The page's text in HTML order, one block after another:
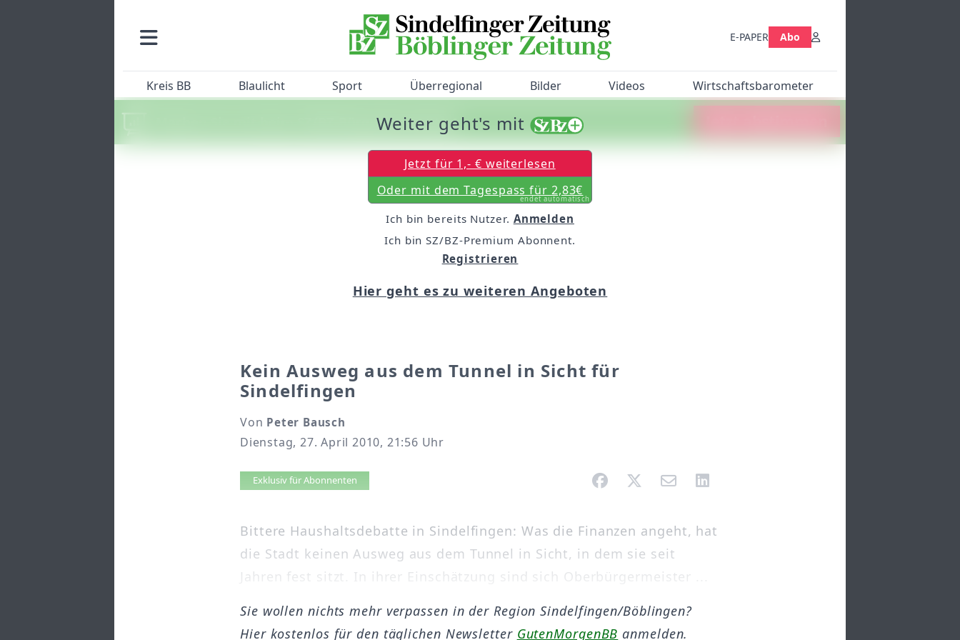
E-PAPER Abo
Kreis BB Blaulicht Sport Überregional Bilder Videos Wirtschaftsbarometer
Machen Sie mit beim SZ/BZ-Bürgerbarometer!
Kein Ausweg aus dem Tunnel in Sicht für
Sindelfingen
Von Peter Bausch
Dienstag, 27. April 2010, 21:56 Uhr
Artikel vorlesen
Exklusiv für Abonnenten
Bittere Haushaltsdebatte in Sindelfingen: Was die Finanzen angeht, hat
die Stadt keinen Ausweg aus dem Tunnel in Sicht, in dem sie seit
Jahren fest sitzt. In ihrer Einschätzung sind sich Oberbürgermeister ...
Weiter geht's mit
Jetzt für 1,- € weiterlesen
Oder mit dem Tagespass für 2,83€
endet automatisch
Ich bin bereits Nutzer. Anmelden
Ich bin SZ/BZ-Premium Abonnent.
Registrieren
Hier geht es zu weiteren Angeboten
Sie wollen nichts mehr verpassen in der Region Sindelfingen/Böblingen?
Hier kostenlos für den täglichen Newsletter GutenMorgenBB anmelden.